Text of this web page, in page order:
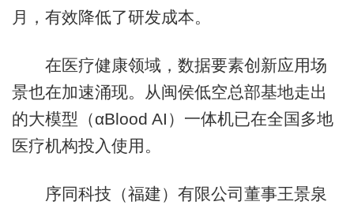
月，有效降低了研发成本。
在医疗健康领域，数据要素创新应用场
景也在加速涌现。从闽侯低空总部基地走出
的大模型（αBlood AI）一体机已在全国多地
医疗机构投入使用。
序同科技（福建）有限公司董事王景泉